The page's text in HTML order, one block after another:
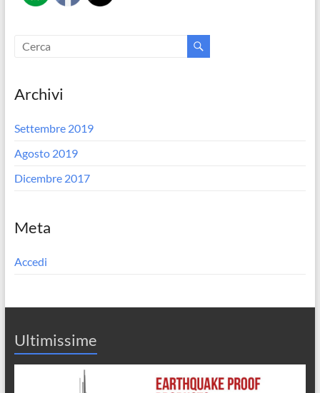
Archivi
Settembre 2019
Agosto 2019
Dicembre 2017
Meta
Accedi
Ultimissime